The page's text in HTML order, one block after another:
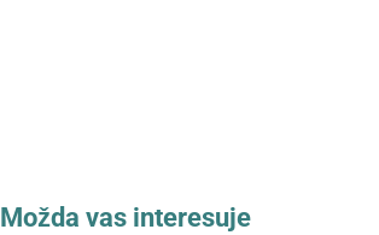
Možda vas interesuje